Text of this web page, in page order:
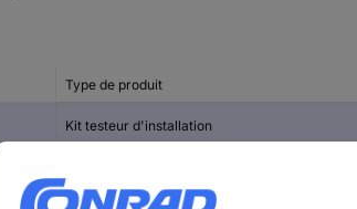
Type de produit
Kit testeur d'installation